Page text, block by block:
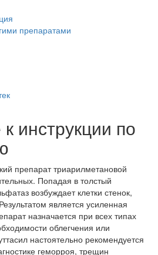
препаратами
инструкции по
препарат триарилметановой
Попадая в толстый
возбуждает клетки стенок,
является усиленная
назначается при всех типах
облегчения или
настоятельно рекомендуется
геморроя, трещин